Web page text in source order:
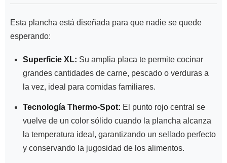
Esta plancha está diseñada para que nadie se quede
esperando:
Superficie XL: Su amplia placa te permite cocinar
grandes cantidades de carne, pescado o verduras a
la vez, ideal para comidas familiares.
Tecnología Thermo-Spot: El punto rojo central se
vuelve de un color sólido cuando la plancha alcanza
la temperatura ideal, garantizando un sellado perfecto
y conservando la jugosidad de los alimentos.